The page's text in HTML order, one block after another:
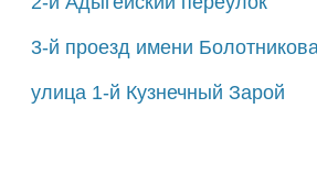
3-й проезд имени Болотникова
улица 1-й Кузнечный Зарой